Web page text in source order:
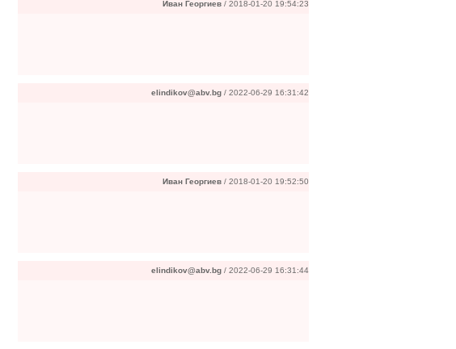
Иван Георгиев / 2018-01-20 19:54:23
elindikov@abv.bg / 2022-06-29 16:31:42
Иван Георгиев / 2018-01-20 19:52:50
elindikov@abv.bg / 2022-06-29 16:31:44